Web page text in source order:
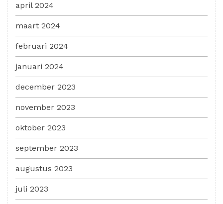
april 2024
maart 2024
februari 2024
januari 2024
december 2023
november 2023
oktober 2023
september 2023
augustus 2023
juli 2023